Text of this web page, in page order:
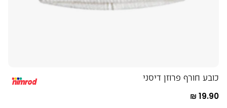
כובע חורף פרוזן דיסני
19.90 ₪